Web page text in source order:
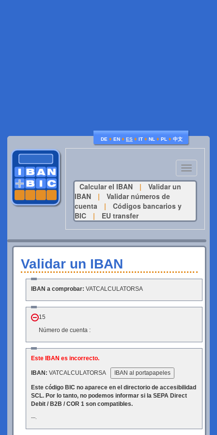
DE ♦ EN ♦ ES ♦ IT ♦ NL ♦ PL ♦ 中文
Toggle
navigation
Calcular el IBAN
|
Validar un
IBAN
|
Validar números de
cuenta
|
Códigos bancarios y
BIC
| EU transfer
Validar un IBAN
IBAN a comprobar: VATCALCULATORSA
15
Número de cuenta :
Este IBAN es incorrecto.
IBAN: VATCALCULATORSA IBAN al portapapeles
Este código BIC no aparece en el directorio de accesibilidad
SCL. Por lo tanto, no podemos informar si la SEPA Direct
Debit / B2B / COR 1 son compatibles.
---.